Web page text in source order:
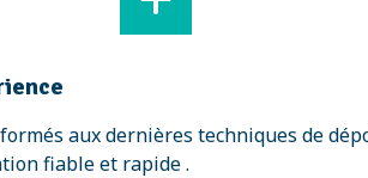
aux dernières techniques de
fiable et rapide .